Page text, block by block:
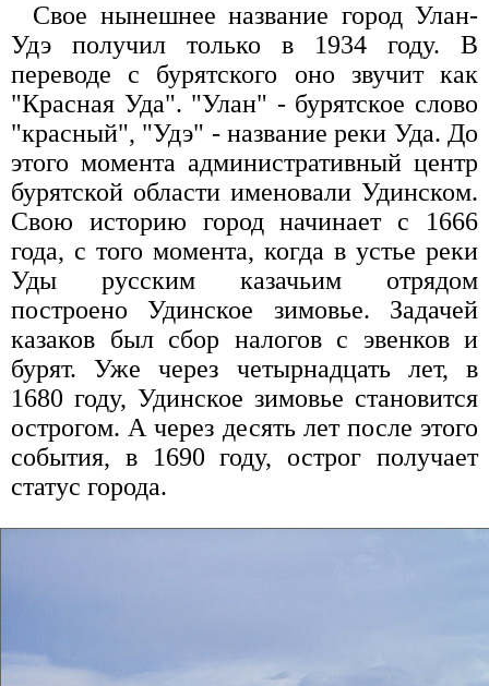
Свое нынешнее название город Улан-
Удэ получил только в 1934 году. В
переводе с бурятского оно звучит как
"Красная Уда". "Улан" - бурятское слово
"красный", "Удэ" - название реки Уда. До
этого момента административный центр
бурятской области именовали Удинском.
Свою историю город начинает с 1666
года, с того момента, когда в устье реки
Уды русским казачьим отрядом
построено Удинское зимовье. Задачей
казаков был сбор налогов с эвенков и
бурят. Уже через четырнадцать лет, в
1680 году, Удинское зимовье становится
острогом. А через десять лет после этого
события, в 1690 году, острог получает
статус города.